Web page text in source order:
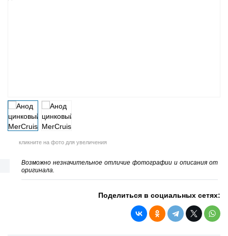
кликните на фото для увеличения
Возможно незначительное отличие фотографии и описания от
оригинала.
Поделиться в социальных сетях: